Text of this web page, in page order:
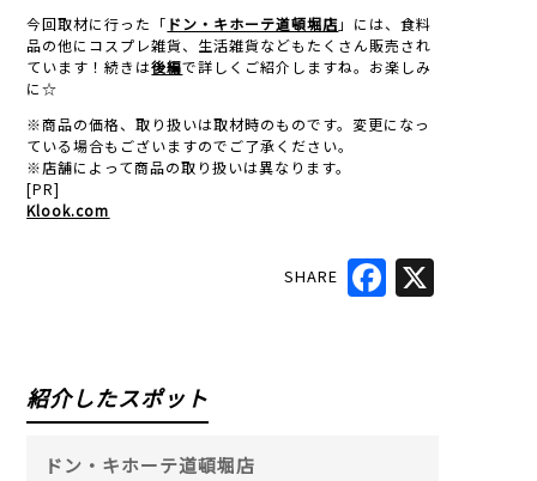
今回取材に行った「 ドン・キホーテ道頓堀店」には、食料
品の他にコスプレ雑貨、生活雑貨などもたくさん販売され
ています！続きは後編で詳しくご紹介しますね。お楽しみ
に☆
※商品の価格、取り扱いは取材時のものです。変更になっ
ている場合もございますのでご了承ください。
※店舗によって商品の取り扱いは異なります。
[PR]
Klook.com
SHARE
紹介したスポット
ドン・キホーテ道頓堀店